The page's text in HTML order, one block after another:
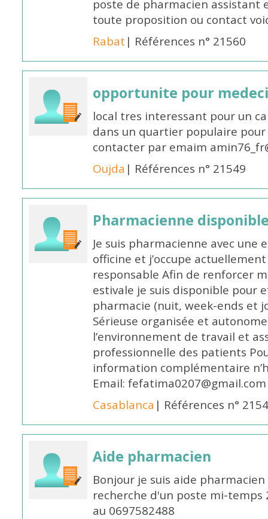
poste de pharmacien
toute proposition ou contact
Rabat | Références n° 21560
opportunite pour
local tres interessant pour un
dans un quartier populaire
contacter par emaim
Oujda | Références n° 21549
Pharmacienne
Je suis pharmacienne avec
officine et j’occupe
responsable Afin de renforcer
estivale je suis disponible pour
pharmacie (nuit, week-ends et
Sérieuse organisée et
l’environnement de travail et
professionnelle des patients
information complémentaire
Email: fefatima0207@gmail.com
Casablanca | Références n°
Aide pharmacien
Bonjour je suis aide
recherche d'un poste mi-temps
au 0697582488